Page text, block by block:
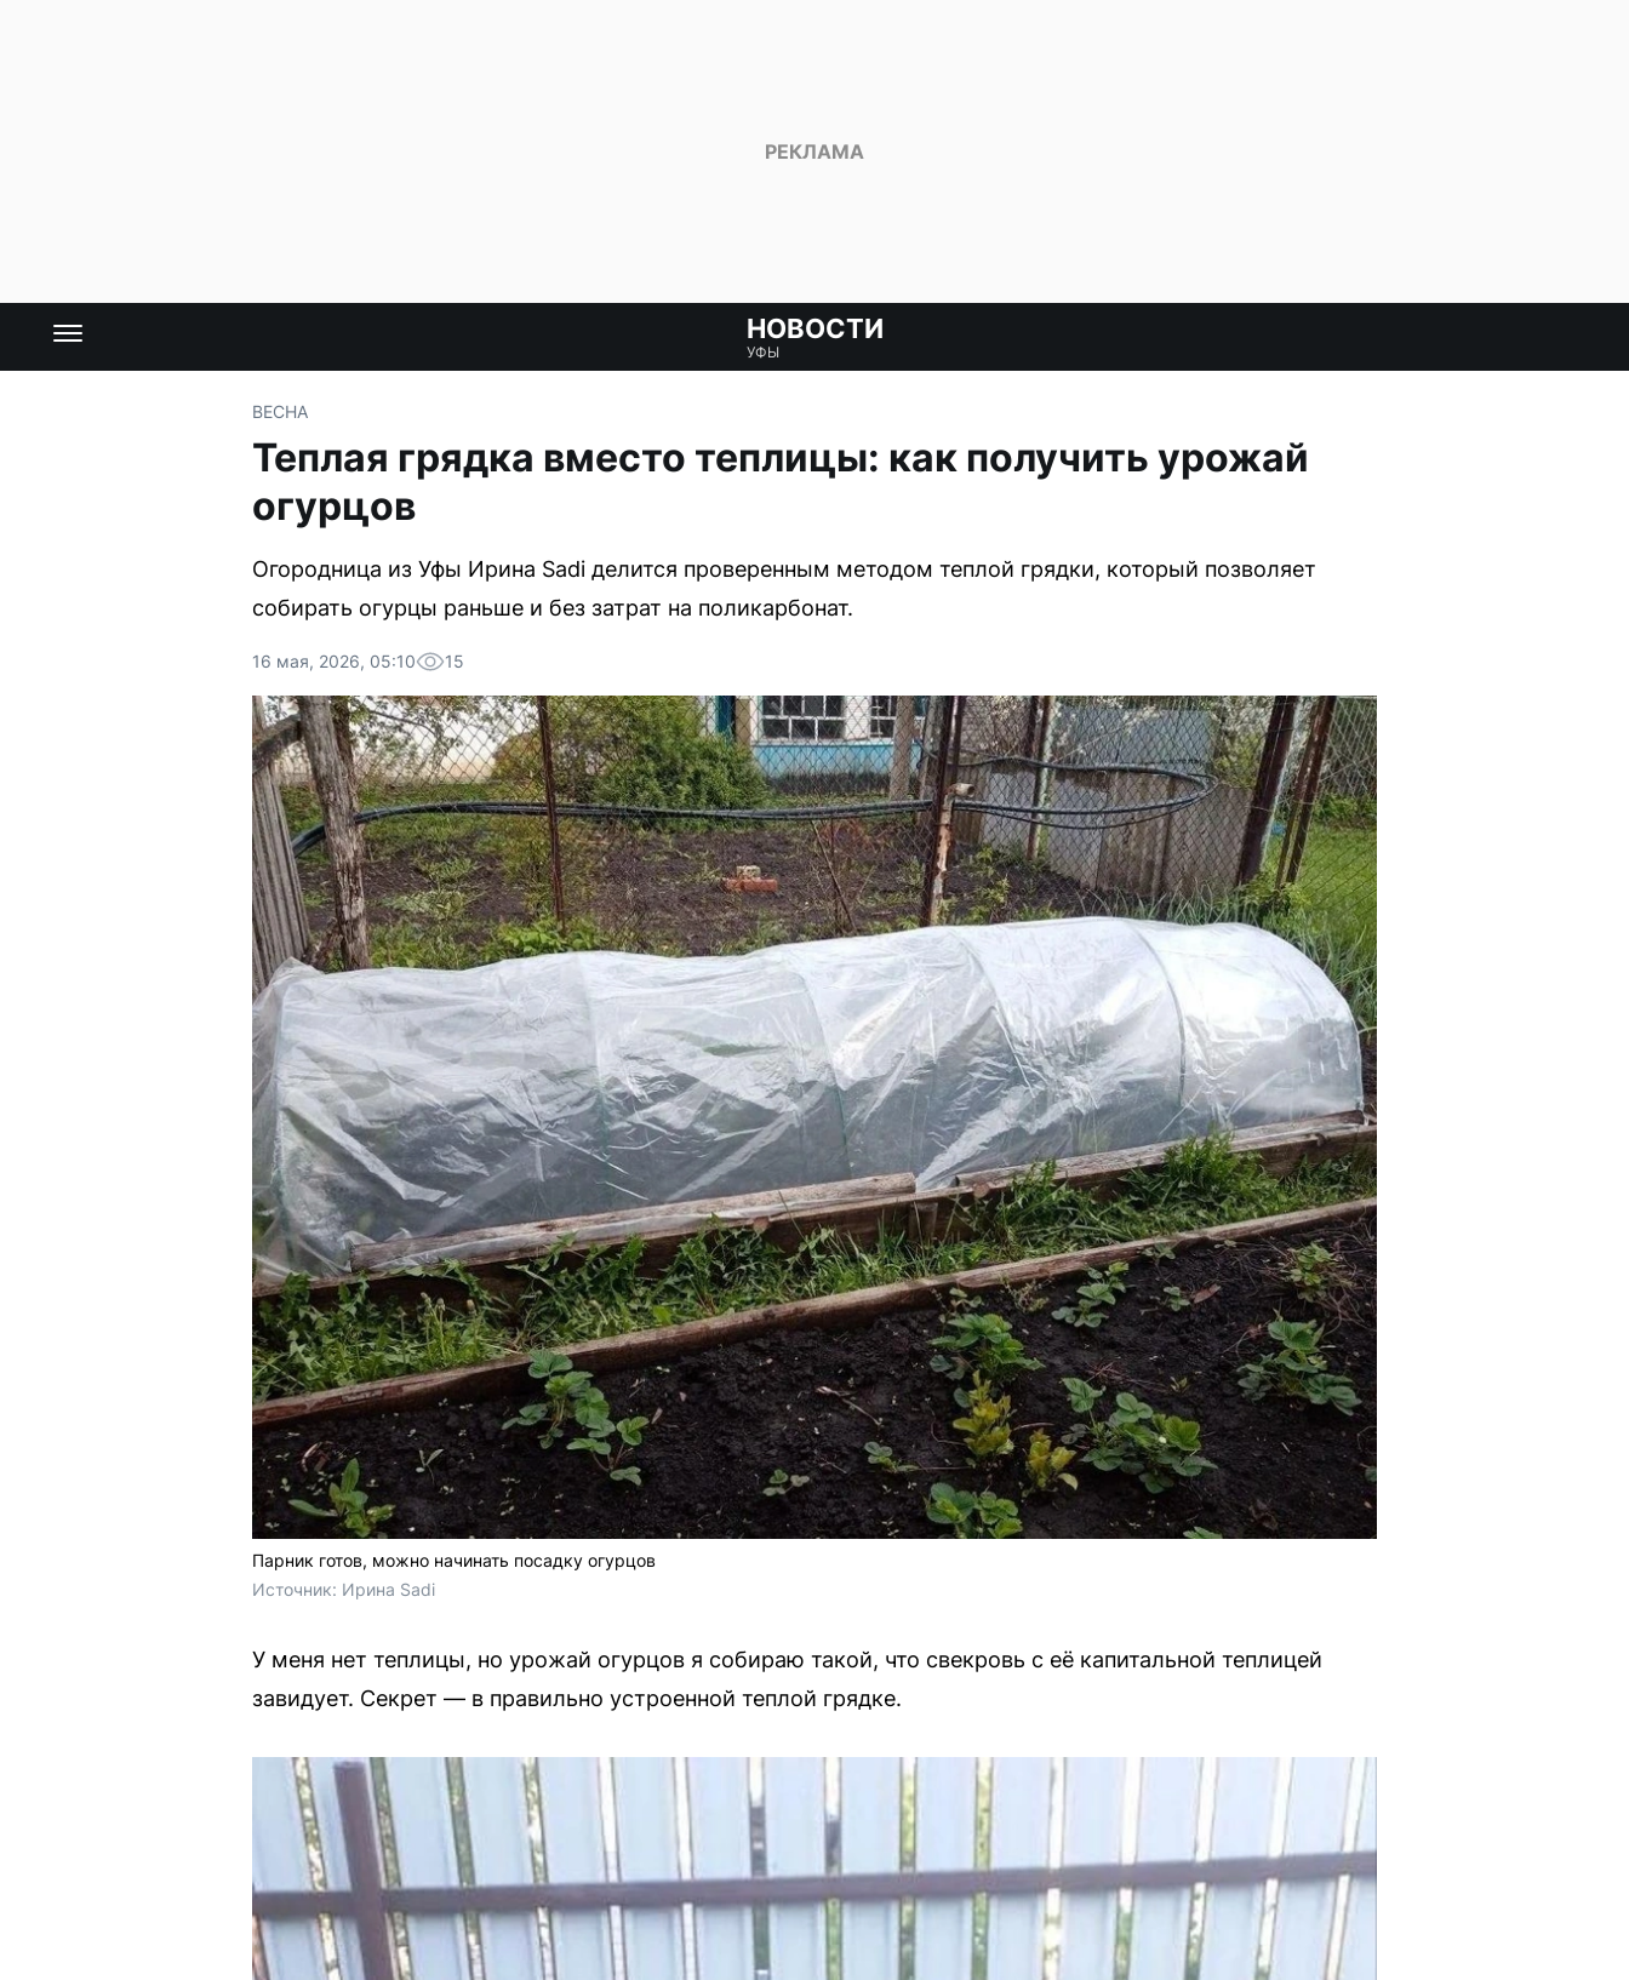
НОВОСТИ
УФЫ
ВЕСНА
Теплая грядка вместо теплицы: как получить урожай
огурцов
Огородница из Уфы Ирина Sadi делится проверенным методом теплой грядки, который позволяет
собирать огурцы раньше и без затрат на поликарбонат.
16 мая, 2026, 05:10 15
Парник готов, можно начинать посадку огурцов
Источник: Ирина Sadi
У меня нет теплицы, но урожай огурцов я собираю такой, что свекровь с её капитальной теплицей
завидует. Секрет — в правильно устроенной теплой грядке.